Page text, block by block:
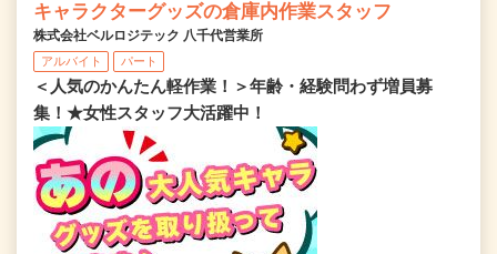
キャラクターグッズの倉庫内作業スタッフ
株式会社ベルロジテック 八千代営業所
アルバイト パート
＜人気のかんたん軽作業！＞年齢・経験問わず増員募
集！★女性スタッフ大活躍中！